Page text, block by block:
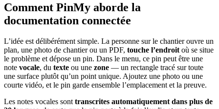
Comment PinMy aborde la
documentation connectée
L’idée est délibérément simple. La personne sur le chantier ouvre un
plan, une photo de chantier ou un PDF, touche l’endroit où se situe
le problème et dépose un pin. Dans le menu, ce pin peut être une
note vocale, du texte ou une zone — un rectangle tracé sur toute
une surface plutôt qu’un point unique. Ajoutez une photo ou une
courte vidéo, et le pin garde ensemble l’emplacement et la preuve.
Les notes vocales sont transcrites automatiquement dans plus de